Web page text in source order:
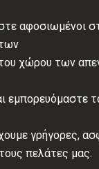
αφοσιωμένοι
του χώρου των
εμπορευόμαστε
γρήγορες,
πελάτες μας.